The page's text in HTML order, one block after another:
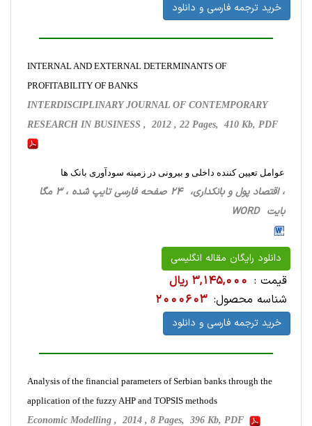
خرید ترجمه فارسی و دانلود
INTERNAL AND EXTERNAL DETERMINANTS OF
PROFITABILITY OF BANKS
INTERDISCIPLINARY JOURNAL OF CONTEMPORARY
RESEARCH IN BUSINESS , 2012 , 22 Pages, 410 Kb, PDF
عوامل تعیین کننده داخلی و بیرونی در زمینه سودآوری بانک ها
، اقتصاد پول و بانکداری، 24 صفحه فارسی تایپ شده ، 3 مگا
بایت WORD
دانلود رایگان مقاله انگلیسی
قیمت : 3,145,000 ریال
شناسه محصول: 2000603
خرید ترجمه فارسی و دانلود
Analysis of the financial parameters of Serbian banks through the
application of the fuzzy AHP and TOPSIS methods
Economic Modelling , 2014 , 8 Pages, 396 Kb, PDF